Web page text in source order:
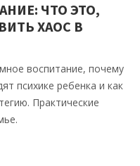
ЧТО ЭТО,
ХАОС В
воспитание, почему
психике ребенка и как
Практические